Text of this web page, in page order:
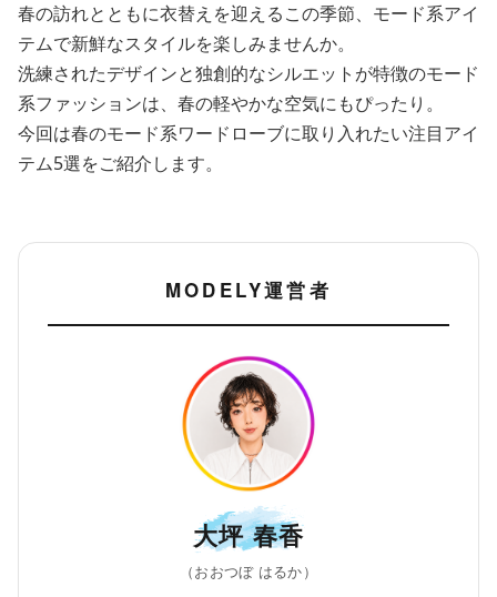
春の訪れとともに衣替えを迎えるこの季節、モード系アイ
テムで新鮮なスタイルを楽しみませんか。
洗練されたデザインと独創的なシルエットが特徴のモード
系ファッションは、春の軽やかな空気にもぴったり。
今回は春のモード系ワードローブに取り入れたい注目アイ
テム5選をご紹介します。
MODELY運営者
大坪 春香
（おおつぼ はるか）